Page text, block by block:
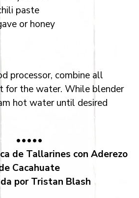
paste
or honey
processor, combine all
for the water. While blender
hot water until desired
•••••
de Tallarines con Aderezo
Cacahuate
por Tristan Blash